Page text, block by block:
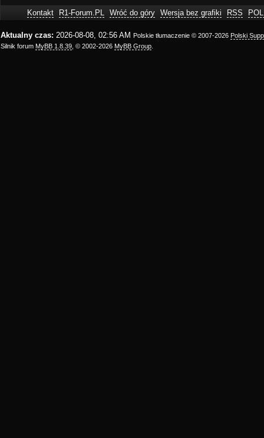
Kontakt R1-Forum.PL Wróć do góry Wersja bez grafiki RSS
Aktualny czas: 2026-08-08, 02:56 AM Polskie tłumaczenie © 2007-2026 Polski
Silnik forum MyBB 1.8.39 , © 2002-2026 MyBB Group